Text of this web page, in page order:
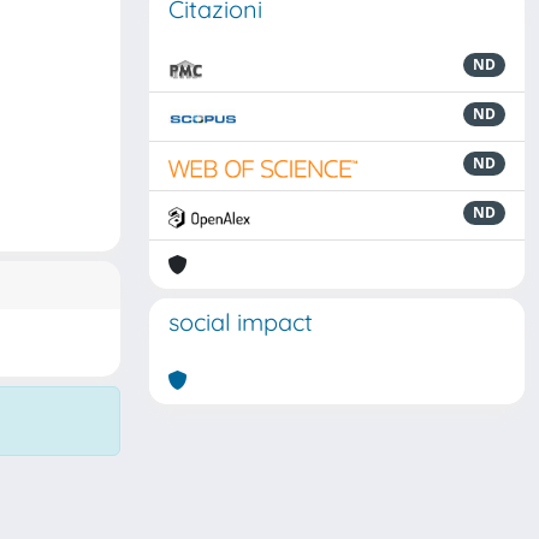
Citazioni
ND
ND
ND
ND
social impact